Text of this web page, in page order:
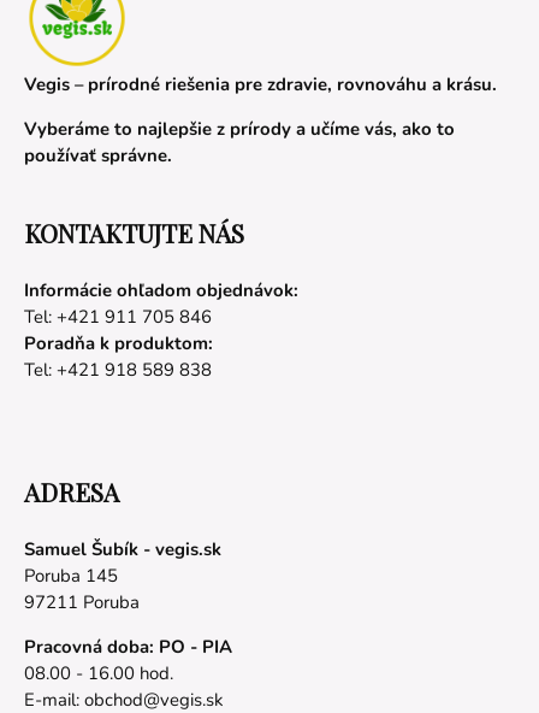
Vegis – prírodné riešenia pre zdravie, rovnováhu a krásu.
Vyberáme to najlepšie z prírody a učíme vás, ako to
používať správne.
KONTAKTUJTE NÁS
Informácie ohľadom objednávok:
Tel: +421 911 705 846
Poradňa k produktom:
Tel: +421 918 589 838
ADRESA
Samuel Šubík - vegis.sk
Poruba 145
97211 Poruba
Pracovná doba: PO - PIA
08.00 - 16.00 hod.
E-mail: obchod@vegis.sk